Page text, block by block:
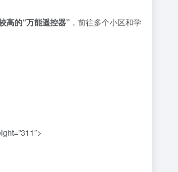
高的“万能遥控器” ，前往多个小区和学